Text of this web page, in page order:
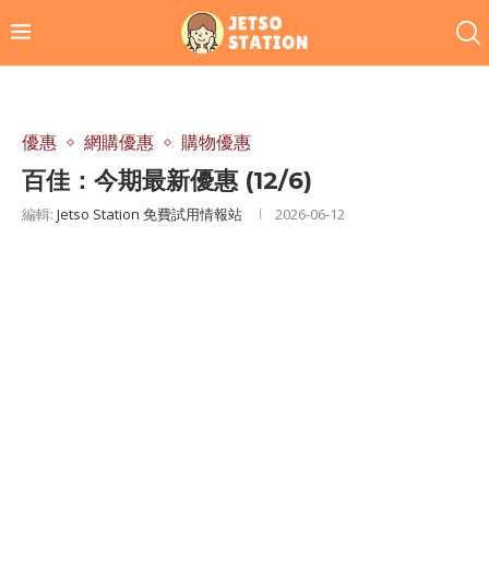
優惠 網購優惠 購物優惠
百佳：今期最新優惠 (12/6)
編輯: Jetso Station 免費試用情報站 2026-06-12